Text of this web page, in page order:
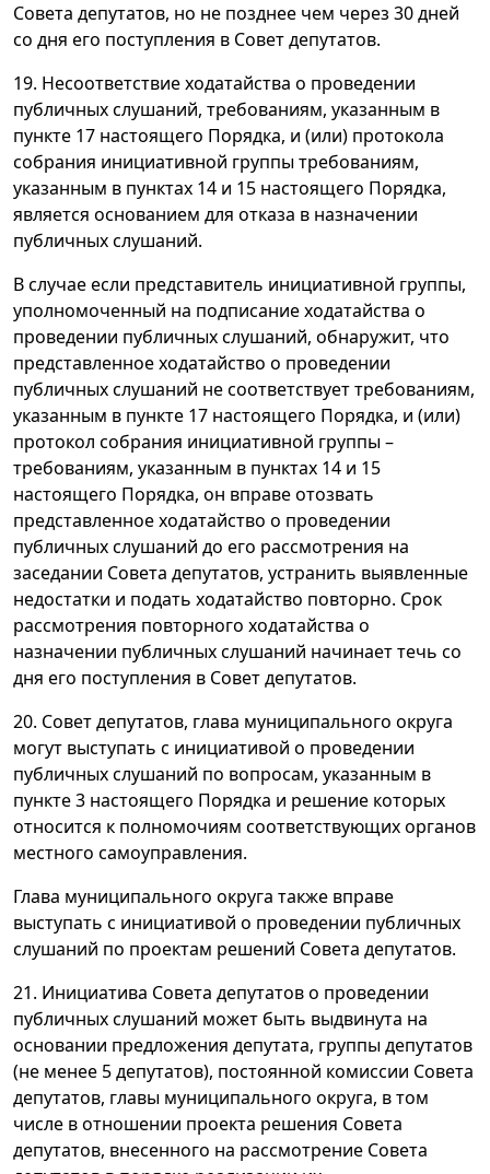
Совета депутатов, но не позднее чем через 30 дней
со дня его поступления в Совет депутатов.
19. Несоответствие ходатайства о проведении
публичных слушаний, требованиям, указанным в
пункте 17 настоящего Порядка, и (или) протокола
собрания инициативной группы требованиям,
указанным в пунктах 14 и 15 настоящего Порядка,
является основанием для отказа в назначении
публичных слушаний.
В случае если представитель инициативной группы,
уполномоченный на подписание ходатайства о
проведении публичных слушаний, обнаружит, что
представленное ходатайство о проведении
публичных слушаний не соответствует требованиям,
указанным в пункте 17 настоящего Порядка, и (или)
протокол собрания инициативной группы –
требованиям, указанным в пунктах 14 и 15
настоящего Порядка, он вправе отозвать
представленное ходатайство о проведении
публичных слушаний до его рассмотрения на
заседании Совета депутатов, устранить выявленные
недостатки и подать ходатайство повторно. Срок
рассмотрения повторного ходатайства о
назначении публичных слушаний начинает течь со
дня его поступления в Совет депутатов.
20. Совет депутатов, глава муниципального округа
могут выступать с инициативой о проведении
публичных слушаний по вопросам, указанным в
пункте 3 настоящего Порядка и решение которых
относится к полномочиям соответствующих органов
местного самоуправления.
Глава муниципального округа также вправе
выступать с инициативой о проведении публичных
слушаний по проектам решений Совета депутатов.
21. Инициатива Совета депутатов о проведении
публичных слушаний может быть выдвинута на
основании предложения депутата, группы депутатов
(не менее 5 депутатов), постоянной комиссии Совета
депутатов, главы муниципального округа, в том
числе в отношении проекта решения Совета
депутатов, внесенного на рассмотрение Совета